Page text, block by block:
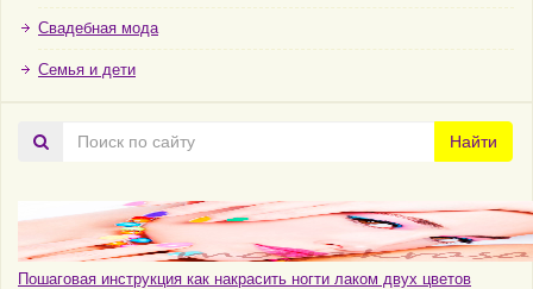
Свадебная мода
Семья и дети
Поиск
по
Найти
Пошаговая инструкция как накрасить ногти лаком двух цветов